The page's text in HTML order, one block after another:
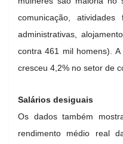
comunicação, atividades
administrativas,
contra 461 mil homens).
cresceu 4,2% no setor de
Salários desiguais
Os dados também
rendimento médio real